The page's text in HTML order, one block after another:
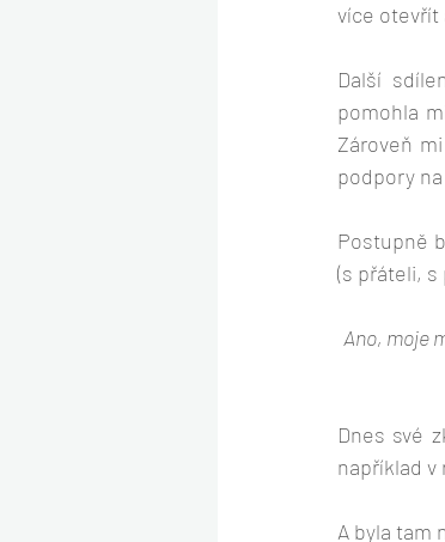
více otevřít
Další
pomohla
Zároveň
podpory
Postupně
(s přáteli, s
Ano, moje
Dnes své
například v
A byla tam